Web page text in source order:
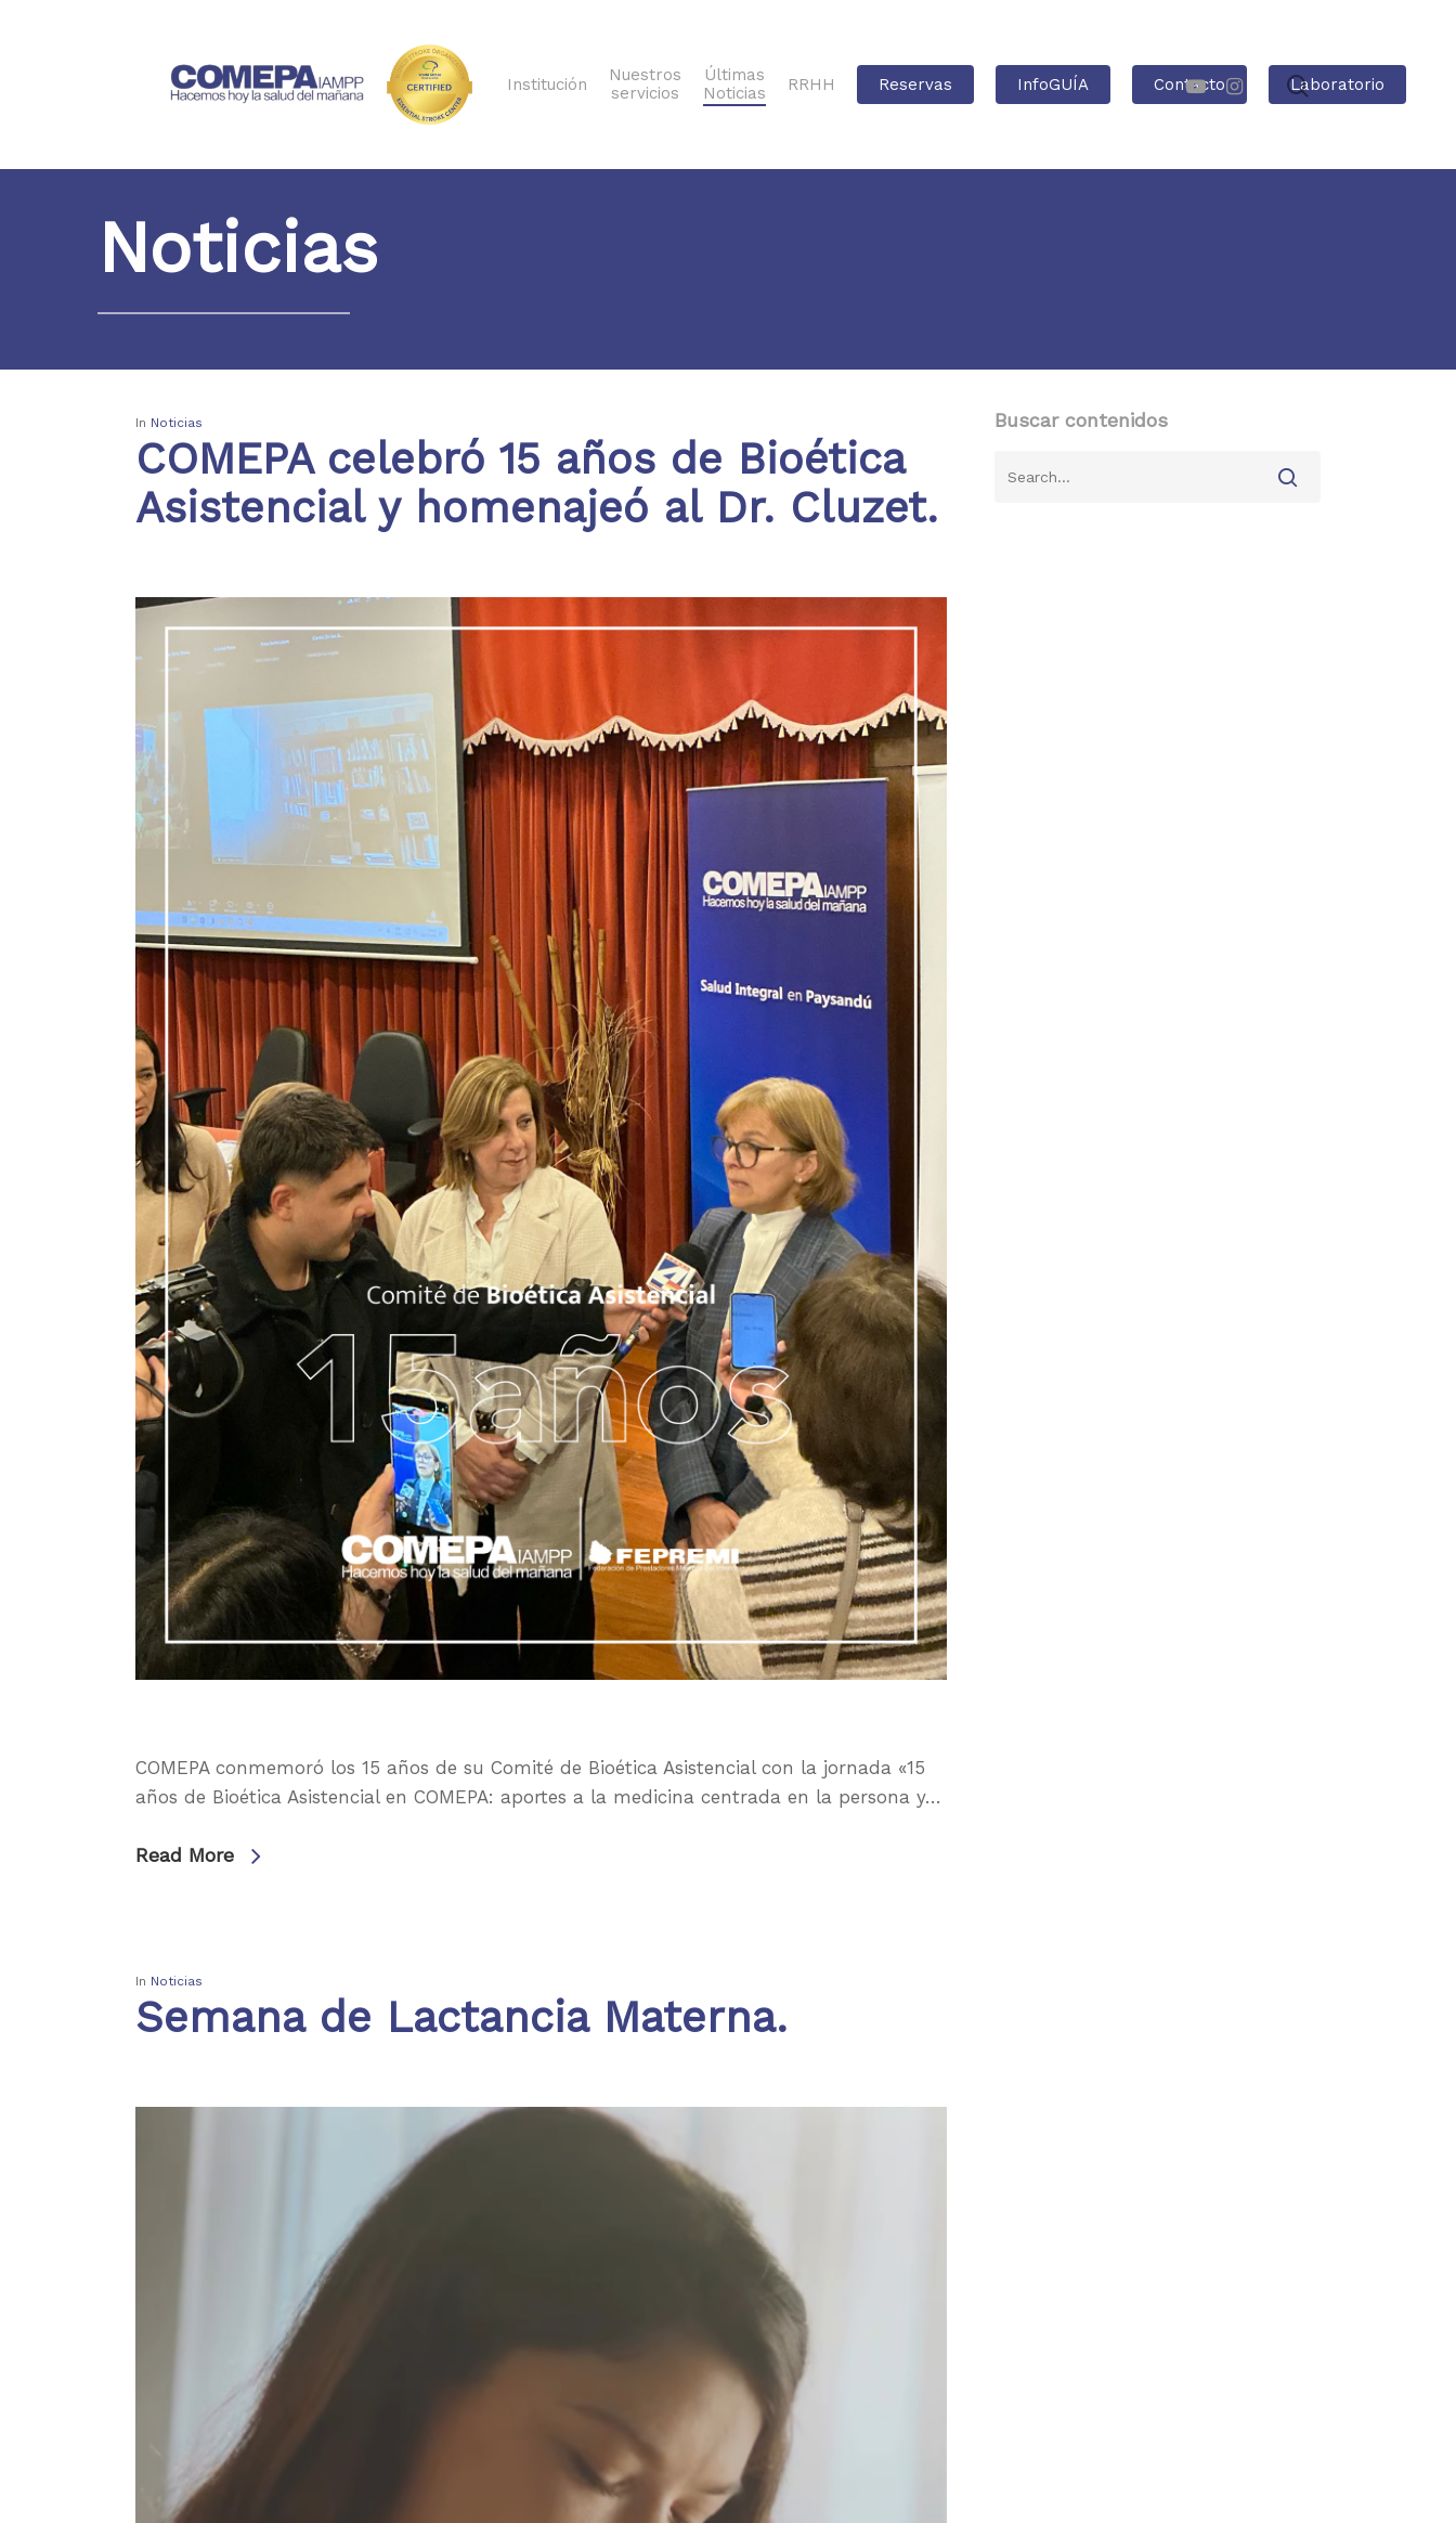
Institución
Nuestros
servicios
Últimas
Noticias
RRHH Reservas InfoGUÍA Contacto Laboratorio
Noticias
In Noticias
COMEPA celebró 15 años de Bioética
Asistencial y homenajeó al Dr. Cluzet.
COMEPA conmemoró los 15 años de su Comité de Bioética Asistencial con la jornada «15
años de Bioética Asistencial en COMEPA: aportes a la medicina centrada en la persona y…
Read More
In Noticias
Semana de Lactancia Materna.
Buscar contenidos